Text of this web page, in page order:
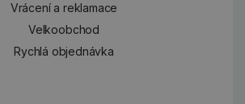
Vrácení a reklamace
Velkoobchod
Rychlá objednávka